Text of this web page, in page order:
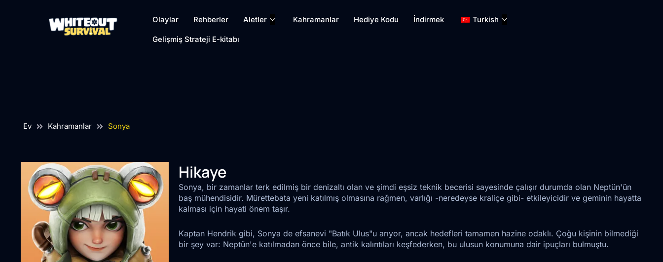
Olaylar Rehberler Aletler Kahramanlar Hediye Kodu İndirmek Turkish
Gelişmiş Strateji E-kitabı
Ev Kahramanlar Sonya
Hikaye
Sonya, bir zamanlar terk edilmiş bir denizaltı olan ve şimdi eşsiz teknik becerisi sayesinde çalışır durumda olan Neptün'ün
baş mühendisidir. Mürettebata yeni katılmış olmasına rağmen, varlığı -neredeyse kraliçe gibi- etkileyicidir ve geminin hayatta
kalması için hayati önem taşır.
Kaptan Hendrik gibi, Sonya de efsanevi "Batık Ulus"u arıyor, ancak hedefleri tamamen hazine odaklı. Çoğu kişinin bilmediği
bir şey var: Neptün'e katılmadan önce bile, antik kalıntıları keşfederken, bu ulusun konumuna dair ipuçları bulmuştu.